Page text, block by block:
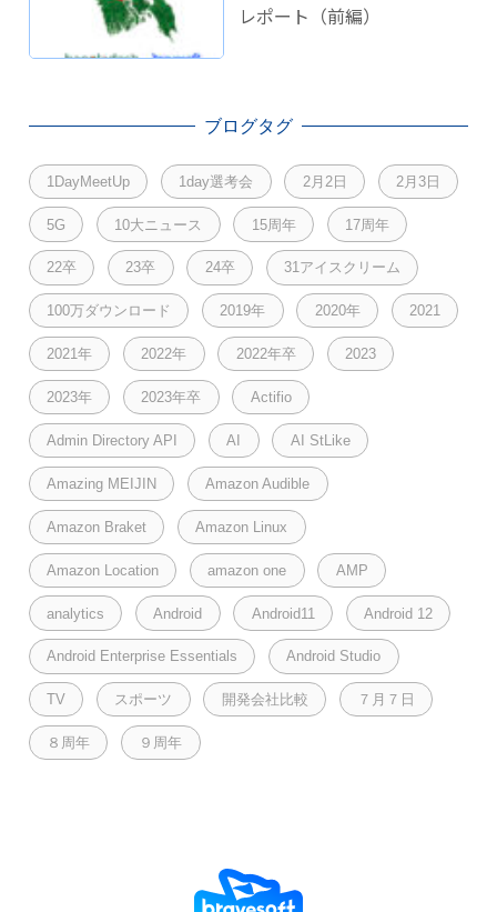
レポート（前編）
ブログタグ
1DayMeetUp 1day選考会 2月2日 2月3日
5G 10大ニュース 15周年 17周年
22卒 23卒 24卒 31アイスクリーム
100万ダウンロード 2019年 2020年 2021
2021年 2022年 2022年卒 2023
2023年 2023年卒 Actifio
Admin Directory API AI AI StLike
Amazing MEIJIN Amazon Audible
Amazon Braket Amazon Linux
Amazon Location amazon one AMP
analytics Android Android11 Android 12
Android Enterprise Essentials Android Studio
TV スポーツ 開発会社比較 ７月７日
８周年 ９周年